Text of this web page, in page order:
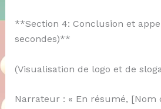
**Section 4: Conclusion et
secondes)**
(Visualisation de logo et de
Narrateur : « En résumé,